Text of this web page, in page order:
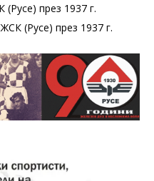
(Русе) през 1937 г.